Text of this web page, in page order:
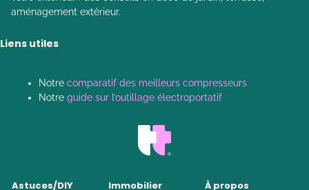
aménagement extérieur.
Liens utiles
Notre comparatif des meilleurs compresseurs
Notre guide sur l’outillage électroportatif
Astuces/DIY Immobilier À propos